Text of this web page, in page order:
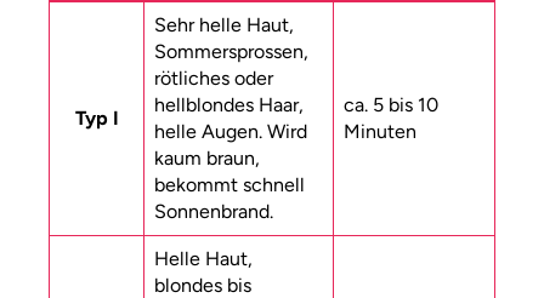
Typ I
Sehr helle Haut,
Sommersprossen,
rötliches oder
hellblondes Haar,
helle Augen. Wird
kaum braun,
bekommt schnell
Sonnenbrand.
ca. 5 bis 10
Minuten
Helle Haut,
blondes bis